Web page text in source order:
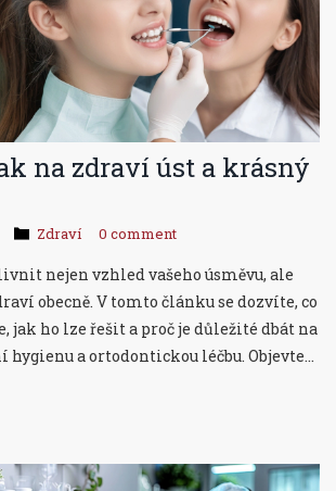
na zdraví úst a krásný
Zdraví 0 comment
nejen vzhled vašeho úsměvu, ale
obecně. V tomto článku se dozvíte, co
jak ho lze řešit a proč je důležité dbát na
hygienu a ortodontickou léčbu. Objevte
fakta, která vám pomohou lépe